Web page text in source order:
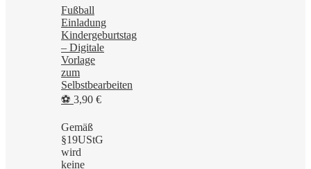
Fußball
Einladung
Kindergeburtstag
– Digitale
Vorlage
zum
Selbstbearbeiten
⚽ 3,90 €
Gemäß
§19UStG
wird
keine